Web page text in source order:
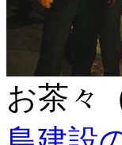
お茶々